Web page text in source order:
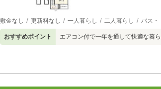
敷金なし 更新料なし 一人暮らし 二人暮らし バス・
おすすめポイント エアコン付で一年を通して快適な暮